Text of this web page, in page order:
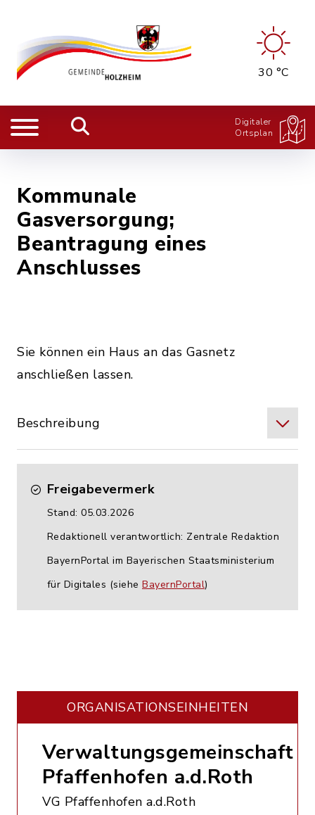
30 °C
Digitaler
Ortsplan
Kommunale
Gasversorgung;
Beantragung eines
Anschlusses
Sie können ein Haus an das Gasnetz
anschließen lassen.
Beschreibung
Freigabevermerk
Stand: 05.03.2026
Redaktionell verantwortlich: Zentrale Redaktion
BayernPortal im Bayerischen Staatsministerium
für Digitales (siehe BayernPortal)
ORGANISATIONS­EINHEITEN
Verwaltungsgemeinschaft
Pfaffenhofen a.d.Roth
VG Pfaffenhofen a.d.Roth